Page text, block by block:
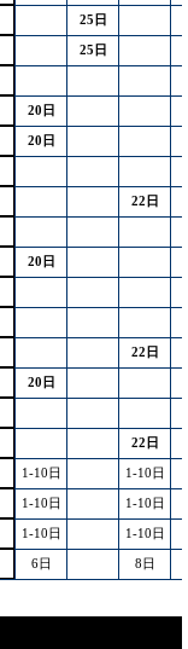
25日
25日
20日
20日
22日
20日
22日
20日
22日
1-10日 1-10日
1-10日 1-10日
1-10日 1-10日
6日 8日